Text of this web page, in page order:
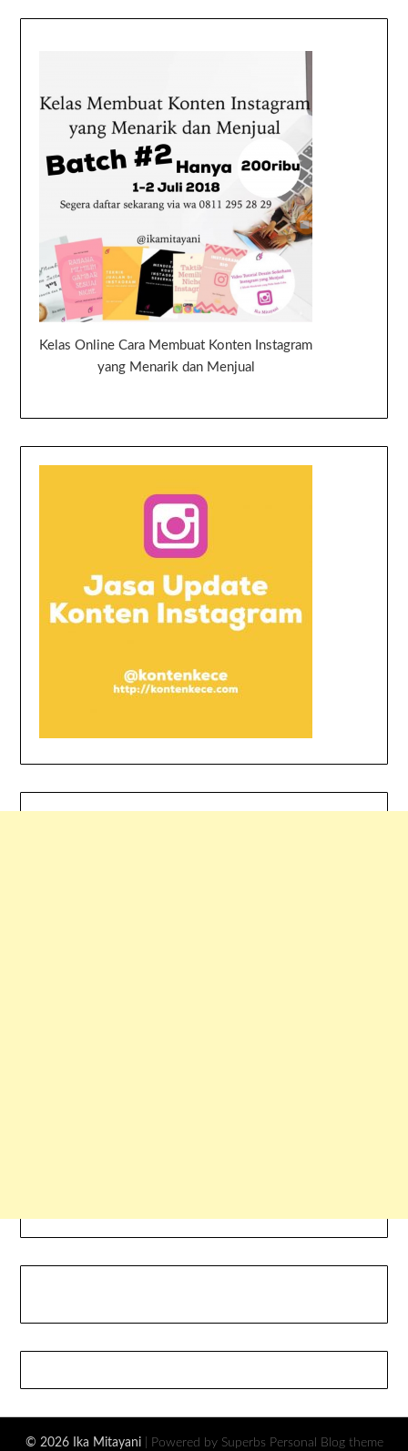
Kelas Online Cara Membuat Konten Instagram
yang Menarik dan Menjual
© 2026 Ika Mitayani | Powered by Superbs Personal Blog theme